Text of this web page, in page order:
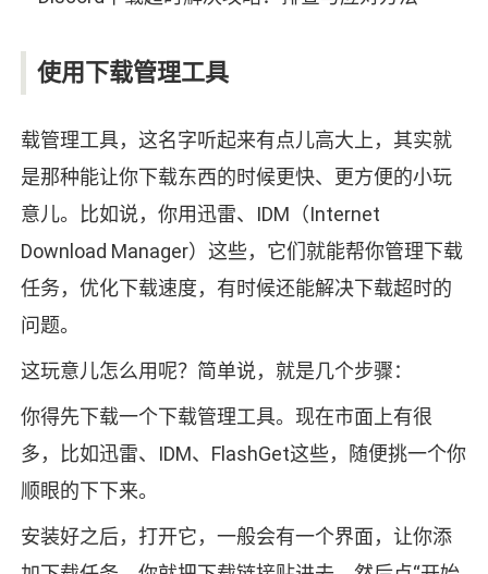
使用下载管理工具
载管理工具，这名字听起来有点儿高大上，其实就
是那种能让你下载东西的时候更快、更方便的小玩
意儿。比如说，你用迅雷、IDM（Internet
Download Manager）这些，它们就能帮你管理下载
任务，优化下载速度，有时候还能解决下载超时的
问题。
这玩意儿怎么用呢？简单说，就是几个步骤：
你得先下载一个下载管理工具。现在市面上有很
多，比如迅雷、IDM、FlashGet这些，随便挑一个你
顺眼的下下来。
安装好之后，打开它，一般会有一个界面，让你添